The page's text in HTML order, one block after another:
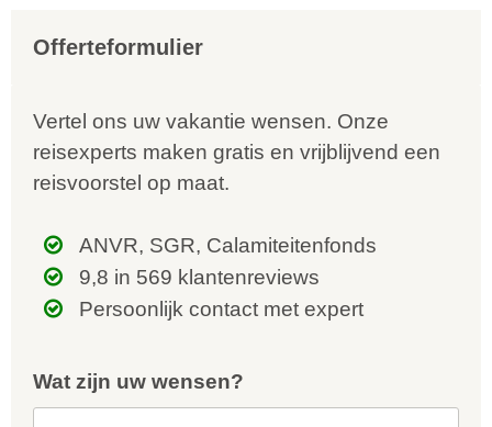
Offerteformulier
Vertel ons uw vakantie wensen. Onze
reisexperts maken gratis en vrijblijvend een
reisvoorstel op maat.
ANVR, SGR, Calamiteitenfonds
9,8 in 569 klantenreviews
Persoonlijk contact met expert
Wat zijn uw wensen?